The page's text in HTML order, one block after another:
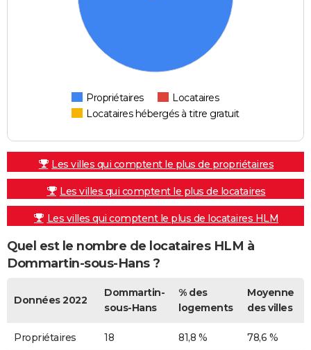
Propriétaires
Locataires
Locataires hébergés à titre gratuit
Les villes qui comptent le plus de propriétaires
Les villes qui comptent le plus de locataires
Les villes qui comptent le plus de locataires HLM
Quel est le nombre de locataires HLM à
Dommartin-sous-Hans ?
Données 2022
Dommartin-
sous-Hans
% des
logements
Moyenne
des villes
Propriétaires 18 81,8 % 78,6 %